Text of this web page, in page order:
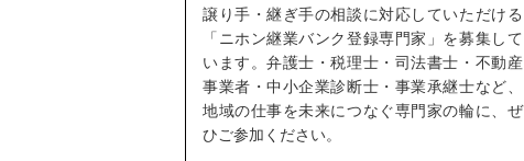
譲り手・継ぎ手の相談に対応していただける
「ニホン継業バンク登録専門家」を募集して
います。弁護士・税理士・司法書士・不動産
事業者・中小企業診断士・事業承継士など、
地域の仕事を未来につなぐ専門家の輪に、ぜ
ひご参加ください。